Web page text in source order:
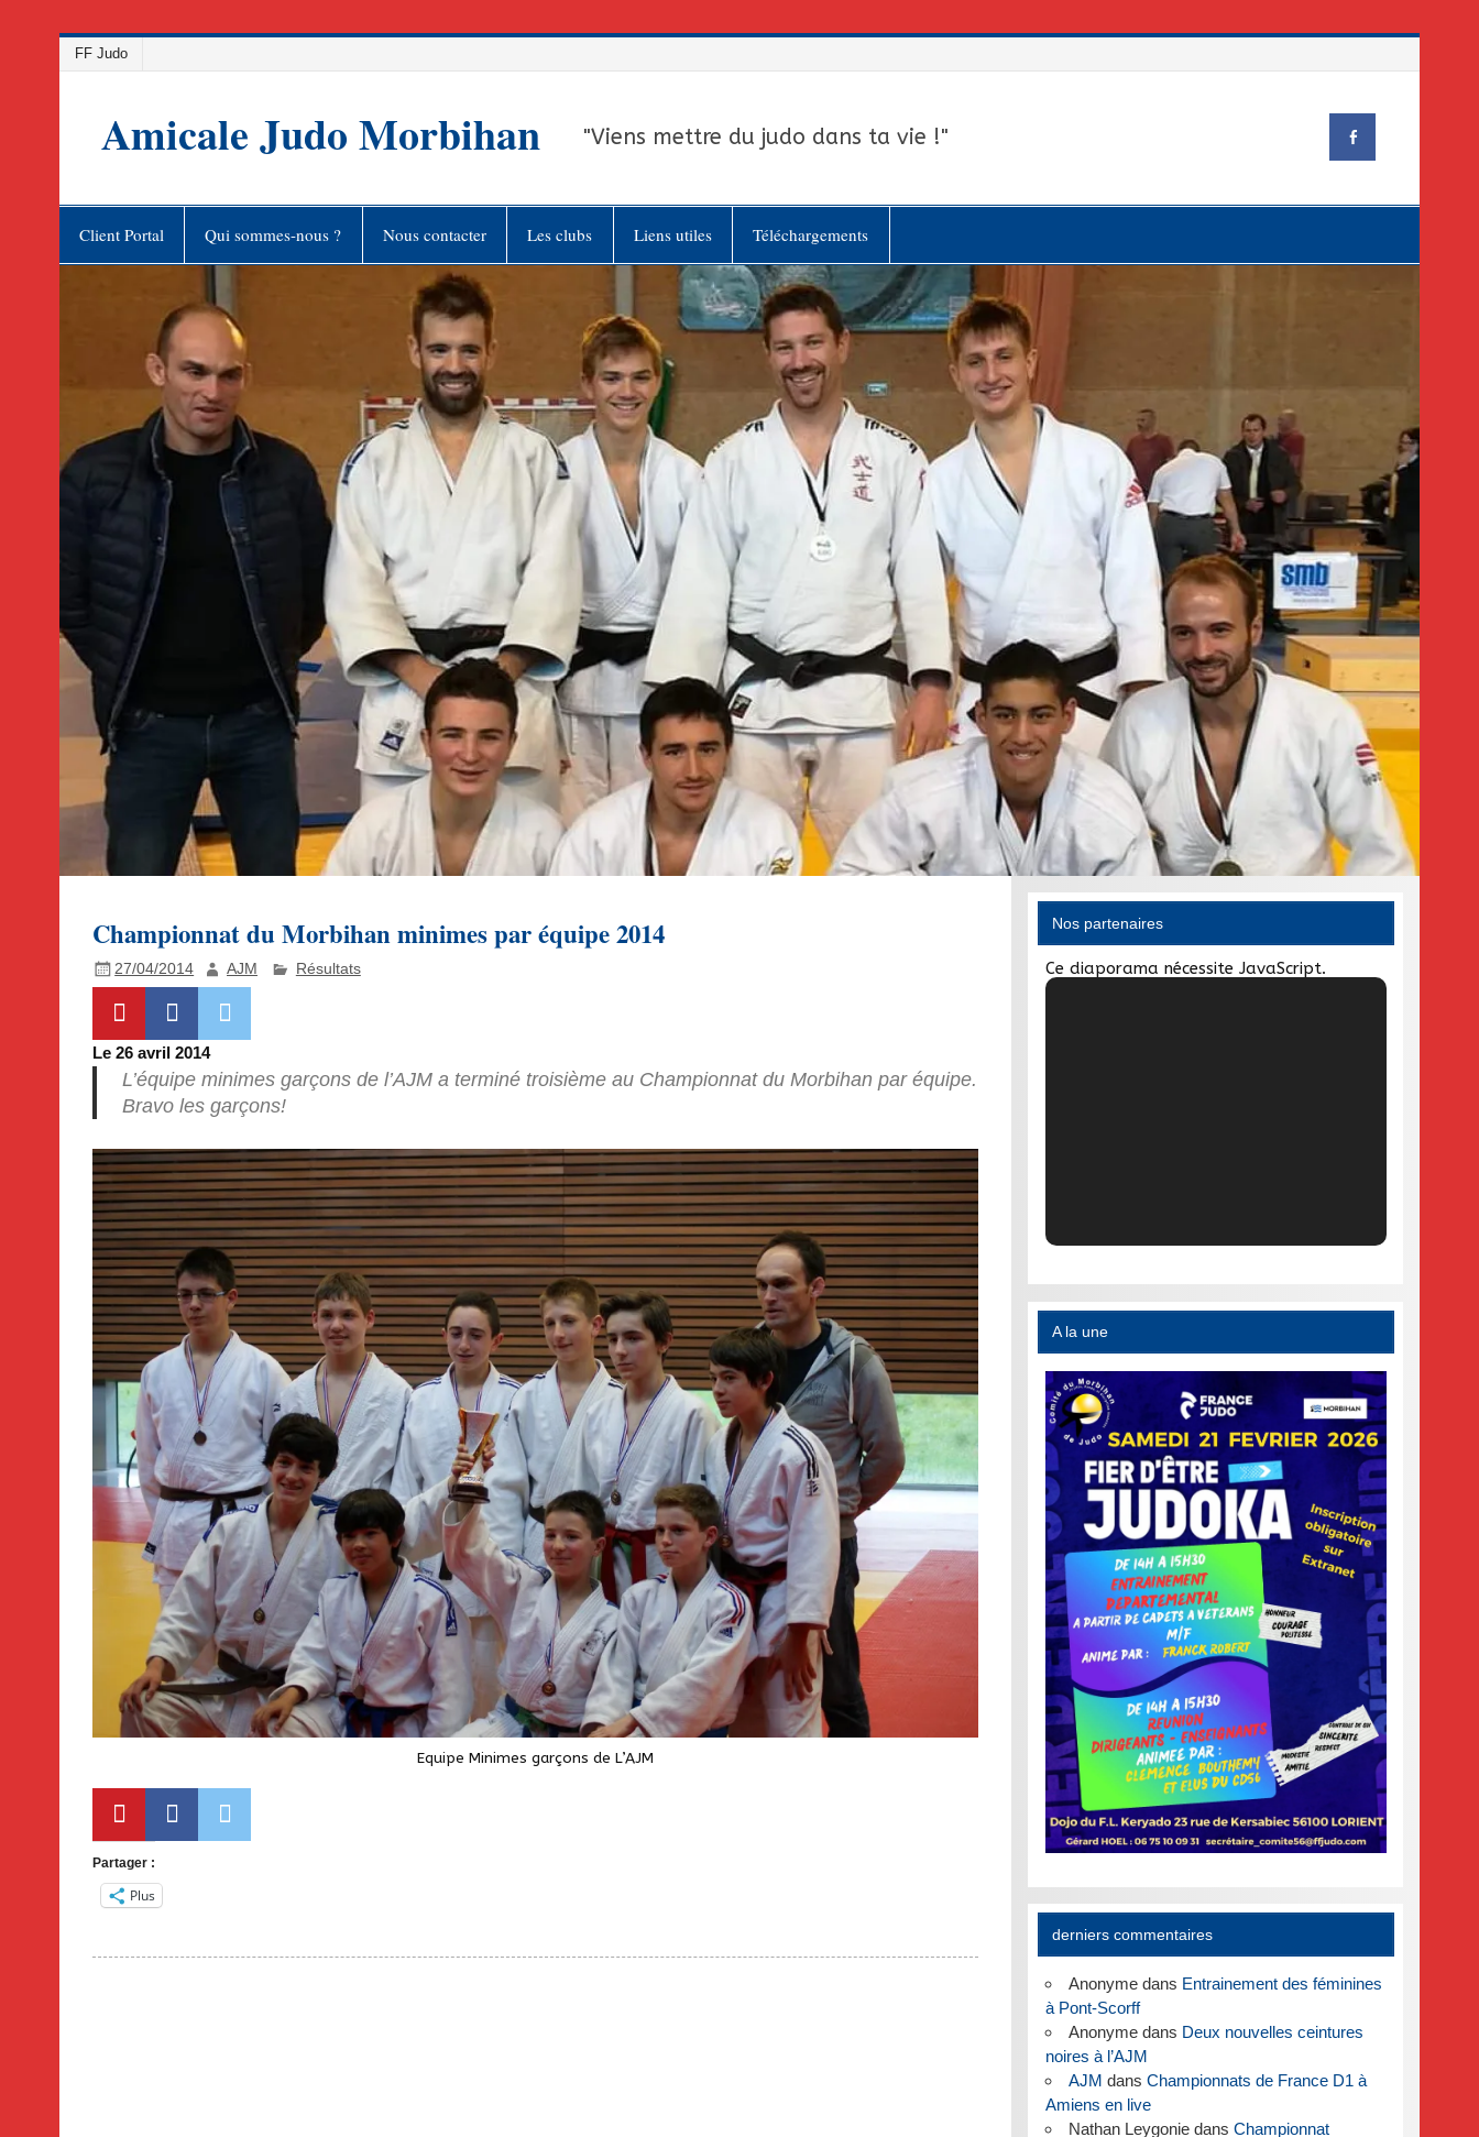
FF Judo
Amicale Judo Morbihan "Viens mettre du judo dans ta vie !"
Client Portal Qui sommes-nous ? Nous contacter Les clubs Liens utiles Téléchargements
Championnat du Morbihan minimes par équipe 2014
27/04/2014 AJM Résultats
Le 26 avril 2014
L’équipe minimes garçons de l’AJM a terminé troisième au Championnat du Morbihan par équipe.
Bravo les garçons!
Equipe Minimes garçons de L’AJM
Partager :
Plus
Nos partenaires
Ce diaporama nécessite JavaScript.
A la une
derniers commentaires
Anonymedans Entrainement des féminines
à Pont-Scorff
Anonymedans Deux nouvelles ceintures
noires à l’AJM
AJM dans Championnats de France D1 à
Amiens en live
Nathan Leygoniedans Championnat